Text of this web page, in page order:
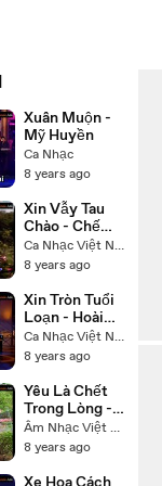
Xuân Muộn -
Mỹ Huyền
Ca Nhạc
8 years ago
Xin Vẫy Tau
Chào - Chế
Linh
Ca Nhạc Việt Nam
8 years ago
Xin Tròn Tuổi
Loạn - Hoài
Linh Trường
Vũ
Ca Nhạc Việt Nam
8 years ago
Yêu Là Chết
Trong Lòng -
Hạ Vy
Âm Nhạc Việt Nam
8 years ago